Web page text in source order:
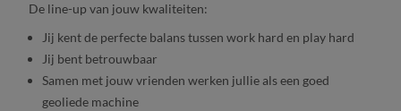
De line-up van jouw kwaliteiten:
Jij kent de perfecte balans tussen work hard en play hard
Jij bent betrouwbaar
Samen met jouw vrienden werken jullie als een goed
geoliede machine